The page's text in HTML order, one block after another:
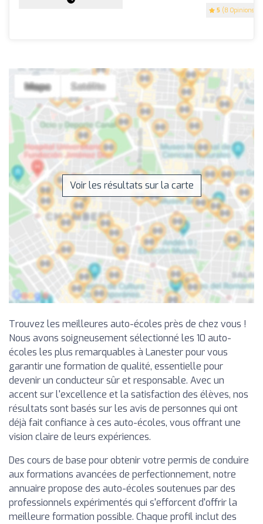
5 (8 Opinions)
Voir les résultats sur la carte
Trouvez les meilleures auto-écoles près de chez vous !
Nous avons soigneusement sélectionné les 10 auto-
écoles les plus remarquables à Lanester pour vous
garantir une formation de qualité, essentielle pour
devenir un conducteur sûr et responsable. Avec un
accent sur l'excellence et la satisfaction des élèves, nos
résultats sont basés sur les avis de personnes qui ont
déjà fait confiance à ces auto-écoles, vous offrant une
vision claire de leurs expériences.
Des cours de base pour obtenir votre permis de conduire
aux formations avancées de perfectionnement, notre
annuaire propose des auto-écoles soutenues par des
professionnels expérimentés qui s'efforcent d'offrir la
meilleure formation possible. Chaque profil inclut des